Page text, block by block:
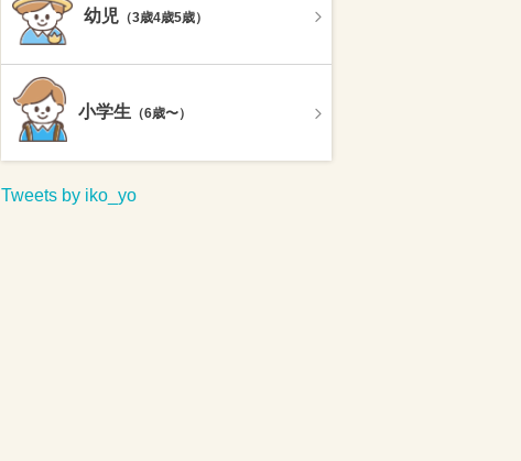
幼児 （3歳4歳5歳）
小学生 （6歳〜）
Tweets by iko_yo